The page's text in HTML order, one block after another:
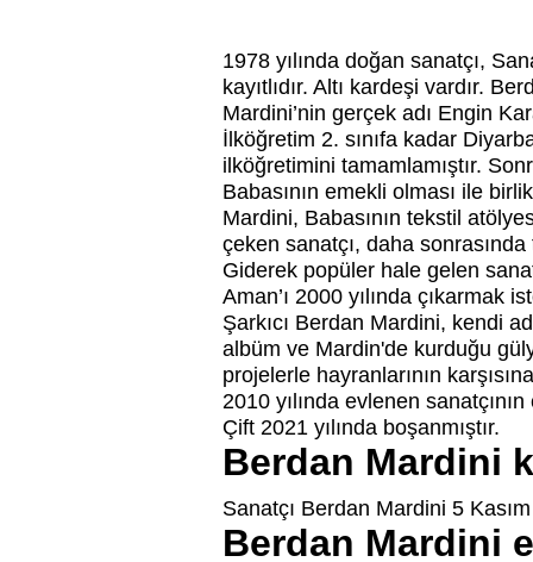
1978 yılında doğan sanatçı,
kayıtlıdır. Altı kardeşi vardır.
Mardini’nin gerçek adı Engin
İlköğretim 2. sınıfa kadar
ilköğretimini tamamlamıştır.
Babasının emekli olması ile
Mardini, Babasının tekstil
çeken sanatçı, daha
Giderek popüler hale gelen
Aman’ı 2000 yılında çıkarmak
Şarkıcı Berdan Mardini, kendi
albüm ve Mardin'de kurduğu
projelerle hayranlarının
2010 yılında evlenen
Çift 2021 yılında boşanmıştır.
Berdan Mardini
Sanatçı Berdan Mardini 5
Berdan Mardini